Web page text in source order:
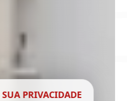
PRIVACIDADE